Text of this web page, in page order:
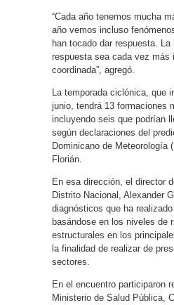
“Cada año tenemos mucha
año vemos incluso
han tocado dar respuesta.
respuesta sea cada vez más
coordinada”, agregó.
La temporada ciclónica, que
junio, tendrá 13 formaciones
incluyendo seis que podrían
según declaraciones del
Dominicano de Meteorología
Florián.
En esa dirección, el director
Distrito Nacional, Alexander
diagnósticos que ha
basándose en los niveles de
estructurales en los
la finalidad de realizar de
sectores.
En el encuentro participaron
Ministerio de Salud Pública,